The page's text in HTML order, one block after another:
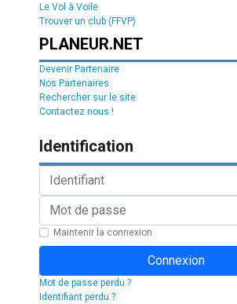
Le Vol à Voile
Trouver un club (FFVP)
PLANEUR.NET
Devenir Partenaire
Nos Partenaires
Rechercher sur le site
Contactez nous !
Identification
Maintenir la connexion
Connexion
Mot de passe perdu ?
Identifiant perdu ?